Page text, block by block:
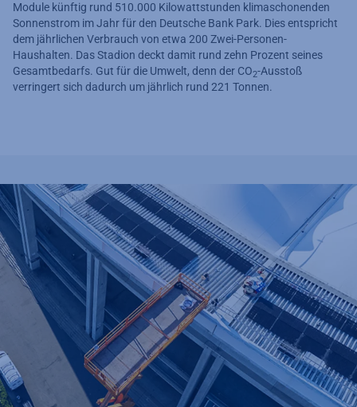
Module künftig rund 510.000 Kilowattstunden klimaschonenden
Sonnenstrom im Jahr für den Deutsche Bank Park. Dies entspricht
dem jährlichen Verbrauch von etwa 200 Zwei-Personen-
Haushalten. Das Stadion deckt damit rund zehn Prozent seines
Gesamtbedarfs. Gut für die Umwelt, denn der CO2-Ausstoß
verringert sich dadurch um jährlich rund 221 Tonnen.